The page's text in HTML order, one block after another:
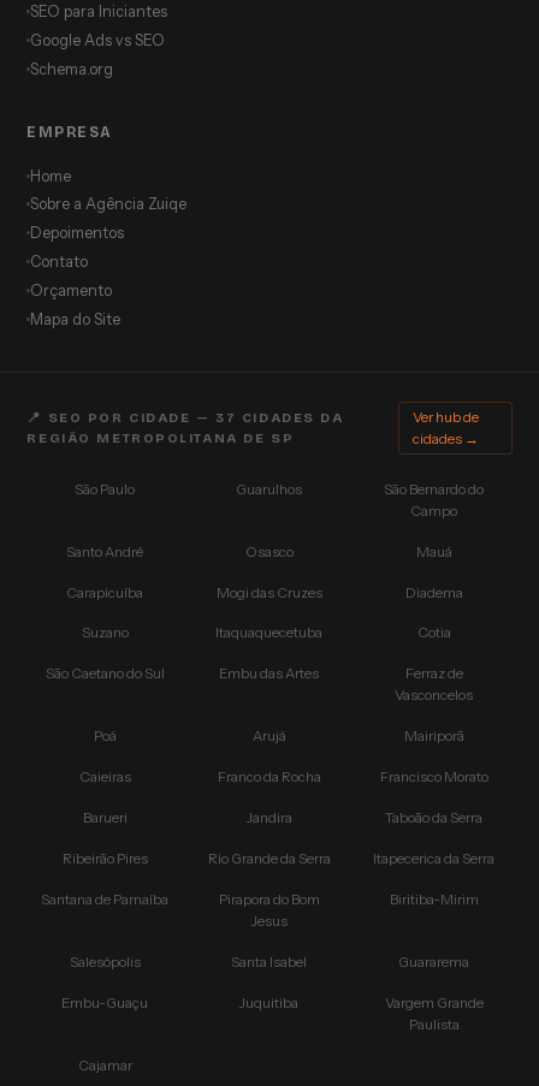
SEO para Iniciantes
Google Ads vs SEO
Schema.org
EMPRESA
Home
Sobre a Agência Zuiqe
Depoimentos
Contato
Orçamento
Mapa do Site
📍 SEO POR CIDADE — 37 CIDADES DA
REGIÃO METROPOLITANA DE SP
Ver hub de
cidades →
São Paulo Guarulhos
São Bernardo do
Campo
Santo André Osasco Mauá
Carapicuíba Mogi das Cruzes Diadema
Suzano Itaquaquecetuba Cotia
São Caetano do Sul Embu das Artes
Ferraz de
Vasconcelos
Poá Arujá Mairiporã
Caieiras Franco da Rocha Francisco Morato
Barueri Jandira Taboão da Serra
Ribeirão Pires Rio Grande da Serra Itapecerica da Serra
Santana de Parnaíba
Pirapora do Bom
Jesus
Biritiba-Mirim
Salesópolis Santa Isabel Guararema
Embu-Guaçu Juquitiba
Vargem Grande
Paulista
Cajamar